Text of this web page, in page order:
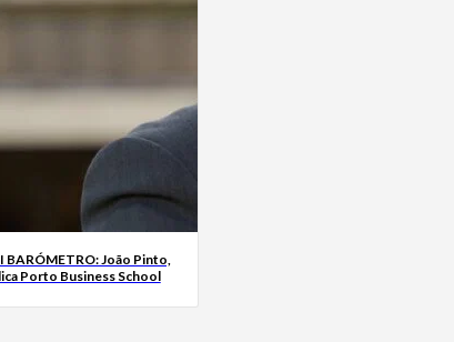
BARÓMETRO: João Pinto,
Porto Business School